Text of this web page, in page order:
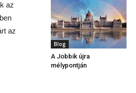
az
az
Blog
A Jobbik újra
mélypontján